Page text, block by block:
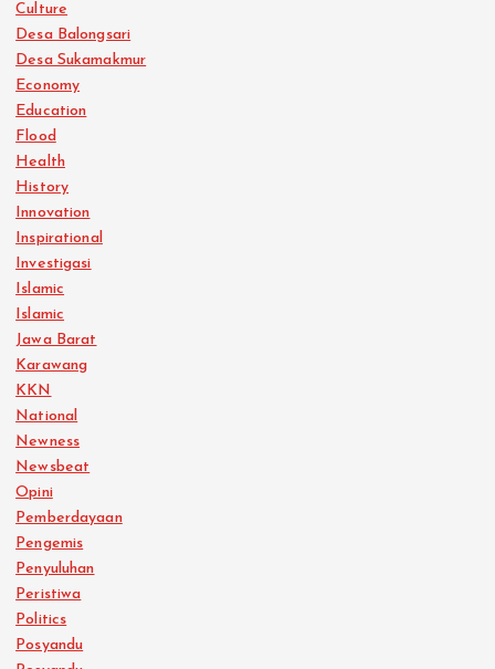
Culture
Desa Balongsari
Desa Sukamakmur
Economy
Education
Flood
Health
History
Innovation
Inspirational
Investigasi
Islamic
Islamic
Jawa Barat
Karawang
KKN
National
Newness
Newsbeat
Opini
Pemberdayaan
Pengemis
Penyuluhan
Peristiwa
Politics
Posyandu